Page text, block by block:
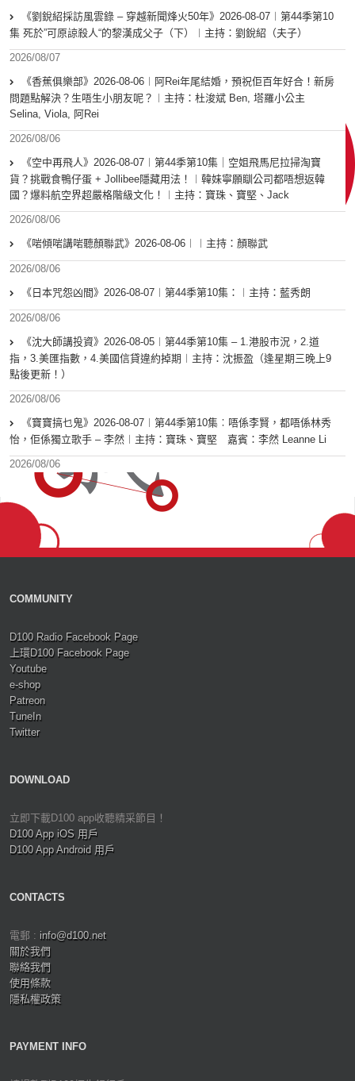
《劉銳紹採訪風雲錄 – 穿越新聞烽火50年》2026-08-07︱第44季第10
集 死於”可原諒殺人“的黎漢成父子（下）︱主持：劉銳紹（夫子）
2026/08/07
《香蕉俱樂部》2026-08-06︱阿Rei年尾結婚，預祝佢百年好合！新房
問題點解決？生唔生小朋友呢？︱主持：杜浚斌 Ben, 塔羅小公主
Selina, Viola, 阿Rei
2026/08/06
《空中再飛人》2026-08-07︱第44季第10集｜空姐飛馬尼拉掃淘寶
貨？挑戰食鴨仔蛋 + Jollibee隱藏用法！︱韓妹寧願瞓公司都唔想返韓
國？爆料航空界超嚴格階級文化！︱主持：寶珠、寶堅、Jack
2026/08/06
《啱傾啱講啱聽顏聯武》2026-08-06︱︱主持：顏聯武
2026/08/06
《日本咒怨凶間》2026-08-07︱第44季第10集：︱主持：藍秀朗
2026/08/06
《沈大師講投資》2026-08-05︱第44季第10集 – 1.港股市況，2.道
指，3.美匯指數，4.美國信貸違約掉期︱主持：沈振盈（逢星期三晚上9
點後更新！）
2026/08/06
《寶寶搞乜鬼》2026-08-07︱第44季第10集︰唔係李賢，都唔係林秀
怡，佢係獨立歌手 – 李然︱主持：寶珠、寶堅 嘉賓：李然 Leanne Li
2026/08/06
COMMUNITY
D100 Radio Facebook Page
上環D100 Facebook Page
Youtube
e-shop
Patreon
TuneIn
Twitter
DOWNLOAD
立即下載D100 app收聽精采節目！
D100 App iOS 用戶
D100 App Android 用戶
CONTACTS
電郵 : info@d100.net
關於我們
聯絡我們
使用條款
隱私權政策
PAYMENT INFO